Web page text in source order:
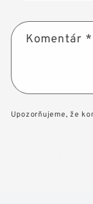
Komentár *
Upozorňujeme, že